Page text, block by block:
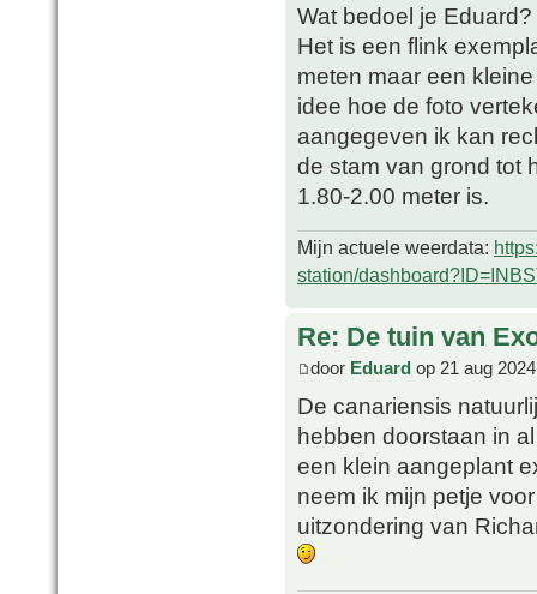
Wat bedoel je Eduard?
Het is een flink
meten maar een
idee hoe de foto
aangegeven ik kan
de stam van grond tot
1.80-2.00 meter is.
Mijn actuele weerdata:
station/
Re: De tuin van
door Eduard op 21 aug
De canariensis
hebben doorstaan in
een klein aangeplant
neem ik mijn petje
uitzondering van